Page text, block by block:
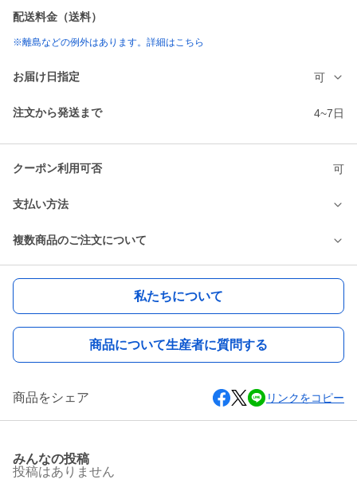
配送料金（送料）
※離島などの例外はあります。詳細はこちら
お届け日指定 可
注文から発送まで 4~7日
クーポン利用可否 可
支払い方法
複数商品のご注文について
私たちについて
商品について生産者に質問する
商品をシェア リンクをコピー
みんなの投稿
投稿はありません